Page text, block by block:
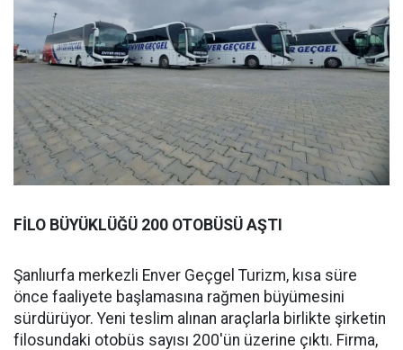
FİLO BÜYÜKLÜĞÜ 200 OTOBÜSÜ AŞTI
Şanlıurfa merkezli Enver Geçgel Turizm, kısa süre
önce faaliyete başlamasına rağmen büyümesini
sürdürüyor. Yeni teslim alınan araçlarla birlikte şirketin
filosundaki otobüs sayısı 200'ün üzerine çıktı. Firma,